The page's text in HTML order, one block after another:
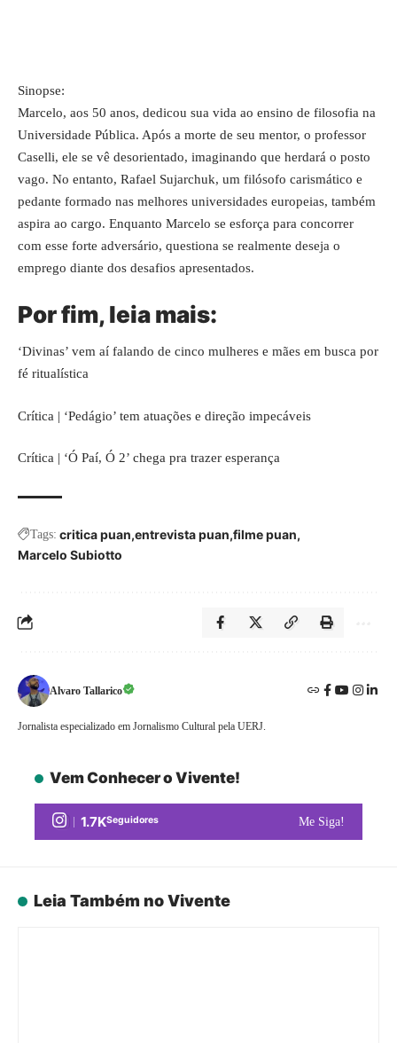
Sinopse:
Marcelo, aos 50 anos, dedicou sua vida ao ensino de filosofia na
Universidade Pública. Após a morte de seu mentor, o professor
Caselli, ele se vê desorientado, imaginando que herdará o posto
vago. No entanto, Rafael Sujarchuk, um filósofo carismático e
pedante formado nas melhores universidades europeias, também
aspira ao cargo. Enquanto Marcelo se esforça para concorrer
com esse forte adversário, questiona se realmente deseja o
emprego diante dos desafios apresentados.
Por fim, leia mais:
‘Divinas’ vem aí falando de cinco mulheres e mães em busca por
fé ritualística
Crítica | ‘Pedágio’ tem atuações e direção impecáveis
Crítica | ‘Ó Paí, Ó 2’ chega pra trazer esperança
Tags: critica puan entrevista puan filme puan
Marcelo Subiotto
Alvaro Tallarico
Jornalista especializado em Jornalismo Cultural pela UERJ.
Vem Conhecer o Vivente!
1.7KSeguidores Me Siga!
Leia Também no Vivente